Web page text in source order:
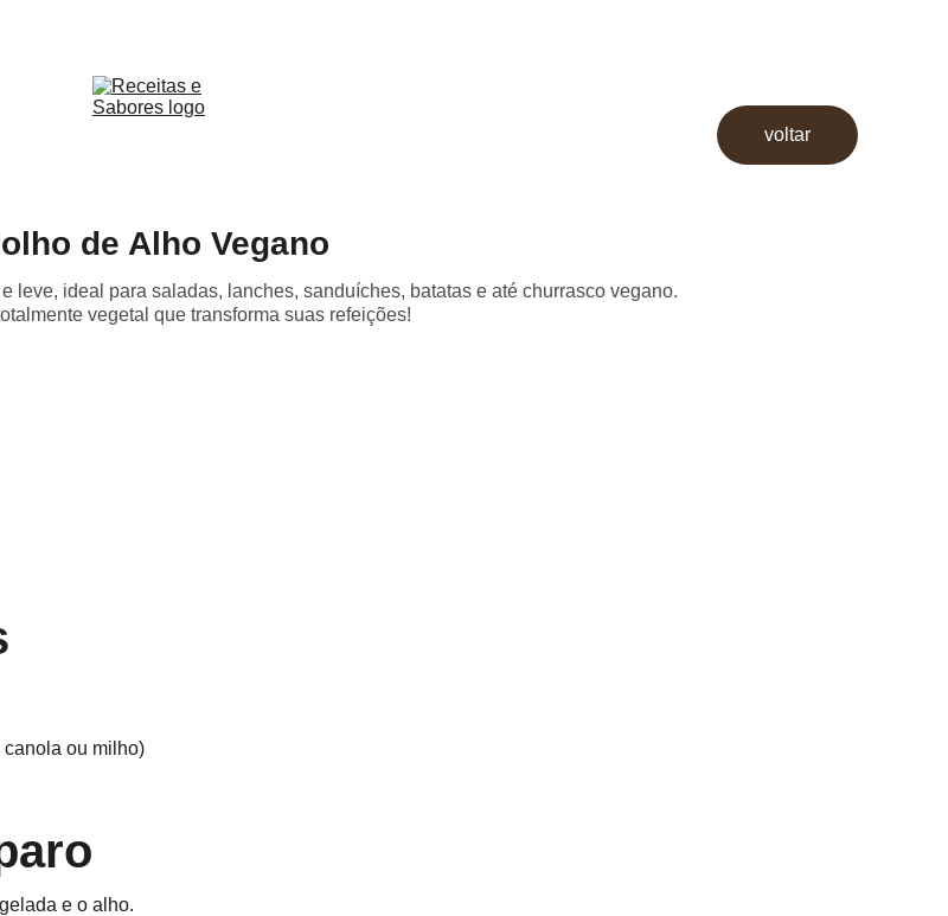
voltar
de Alho Vegano
leve, ideal para saladas, lanches, sanduíches, batatas e até churrasco vegano.
vegetal que transforma suas refeições!
ou milho)
e o alho.